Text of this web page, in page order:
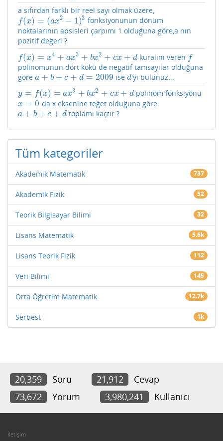
a sıfırdan farklı bir reel sayı olmak üzere,
f(x) = (ax2 − 1)3
f(x)=( x2 −1)3
fonksiyonunun dönüm
noktalarının apsisleri çarpımı 1 olduğuna göre,a nın
pozitif değeri ?
f(x) = x4 + ax3 + bx2 + cx + d
f(x)=x 4+ax3 +bx2+cx +d kuralını veren f
f
polinomunun dört kökü de negatif tamsayılar olduğuna
göre a + b + c + d = 2009
a+b+c +d =2009 ised
d'yi bulunuz...
y = f(x) = ax3 + bx2 + cx + d
y= f(x =ax3 +bx 2+cx +d polinom fonksiyonu
x = 0
x= 0 da x eksenine teğet olduğuna göre
a + b + c + d
a+b+c +d toplamı kaçtır ?
Tüm kategoriler
Akademik Matematik 737
Akademik Fizik 52
Teorik Bilgisayar Bilimi 32
Lisans Matematik 5.6k
Lisans Teorik Fizik 112
Veri Bilimi 145
Orta Öğretim Matematik 12.7k
Serbest 1k
20,359 Soru 21,912
Cevap
73,672
Yorum 3,980,241 Kullanıcı
İletişim